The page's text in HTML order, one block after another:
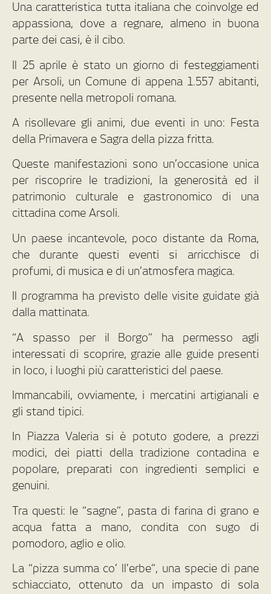
Una caratteristica tutta italiana che coinvolge ed
appassiona, dove a regnare, almeno in buona
parte dei casi, è il cibo.
Il 25 aprile è stato un giorno di festeggiamenti
per Arsoli, un Comune di appena 1.557 abitanti,
presente nella metropoli romana.
A risollevare gli animi, due eventi in uno: Festa
della Primavera e Sagra della pizza fritta.
Queste manifestazioni sono un’occasione unica
per riscoprire le tradizioni, la generosità ed il
patrimonio culturale e gastronomico di una
cittadina come Arsoli.
Un paese incantevole, poco distante da Roma,
che durante questi eventi si arricchisce di
profumi, di musica e di un’atmosfera magica.
Il programma ha previsto delle visite guidate già
dalla mattinata.
“A spasso per il Borgo” ha permesso agli
interessati di scoprire, grazie alle guide presenti
in loco, i luoghi più caratteristici del paese.
Immancabili, ovviamente, i mercatini artigianali e
gli stand tipici.
In Piazza Valeria si è potuto godere, a prezzi
modici, dei piatti della tradizione contadina e
popolare, preparati con ingredienti semplici e
genuini.
Tra questi: le “sagne”, pasta di farina di grano e
acqua fatta a mano, condita con sugo di
pomodoro, aglio e olio.
La “pizza summa co’ ll’erbe”, una specie di pane
schiacciato, ottenuto da un impasto di sola